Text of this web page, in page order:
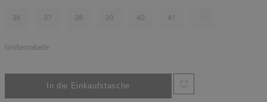
36 37 38 39 40 41
Größentabelle